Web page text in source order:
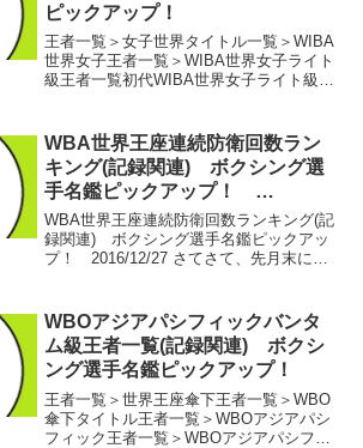
ピックアップ！
王者一覧＞女子世界タイトル一覧＞WIBA
世界女子王者一覧＞WIBA世界女子ライト
級王者一覧初代WIBA世界女子ライト級王
ヌ・マルティネス(米)第3代WIBA世界...
WBA世界王座連続防衛回数ラン
キング(記録関連) ボクシング選
手名鑑ピックアップ！
2016/12/27
WBA世界王座連続防衛回数ランキング(記
録関連) ボクシング選手名鑑ピックアッ
プ！ 2016/12/27 さてさて、先月末に世
らどうだろうか…というわけで、本日
は… W...
WBOアジアパシフィックバンタ
ム級王者一覧(記録関連) ボクシ
ング選手名鑑ピックアップ！
王者一覧＞世界王座傘下王者一覧＞WBO
傘下タイトル王者一覧＞WBOアジアパシ
フィック王者一覧＞WBOアジアパシフィ